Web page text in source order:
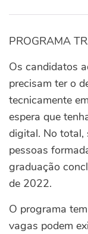
PROGRAMA
Os candidatos
precisam ter o
tecnicamente
espera que
digital. No total,
pessoas
graduação
de 2022.
O programa
vagas podem